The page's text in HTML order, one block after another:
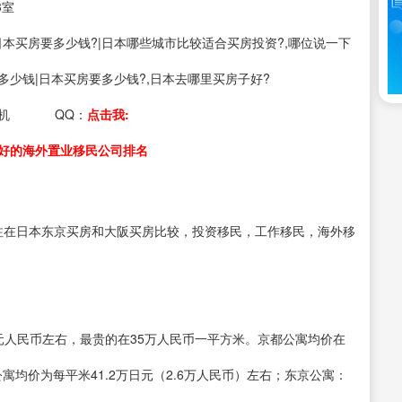
买房要多少钱?|日本哪些城市比较适合买房投资?,哪位说一下
少钱|日本买房要多少钱?,日本去哪里买房子好?
QQ： 点击我:
的海外置业移民公司排名
日本东京买房和大阪买房比较，投资移民，工作移民，海外移
民币左右，最贵的在35万人民币一平方米。京都公寓均价在
均价为每平米41.2万日元（2.6万人民币）左右；东京公寓：